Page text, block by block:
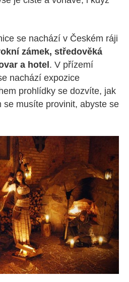
se nachází v Českém ráji
zámek, středověká
a hotel . V přízemí
nachází expozice
prohlídky se dozvíte, jak
musíte provinit, abyste se